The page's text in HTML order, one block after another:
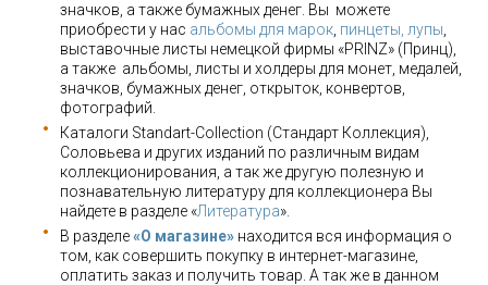
значков, а также бумажных денег. Вы можете
приобрести у нас альбомы для марок пинцеты, лупы
выставочные листы немецкой фирмы «PRINZ» (Принц),
а также альбомы, листы и холдеры для монет, медалей,
значков, бумажных денег, открыток, конвертов,
фотографий.
Каталоги Standart-Collection (Стандарт Коллекция),
Соловьева и других изданий по различным видам
коллекционирования, а так же другую полезную и
познавательную литературу для коллекционера Вы
найдете в разделе «Литература».
В разделе«О магазине» находится вся информация о
том, как совершить покупку в интернет-магазине,
оплатить заказ и получить товар. А так же в данном